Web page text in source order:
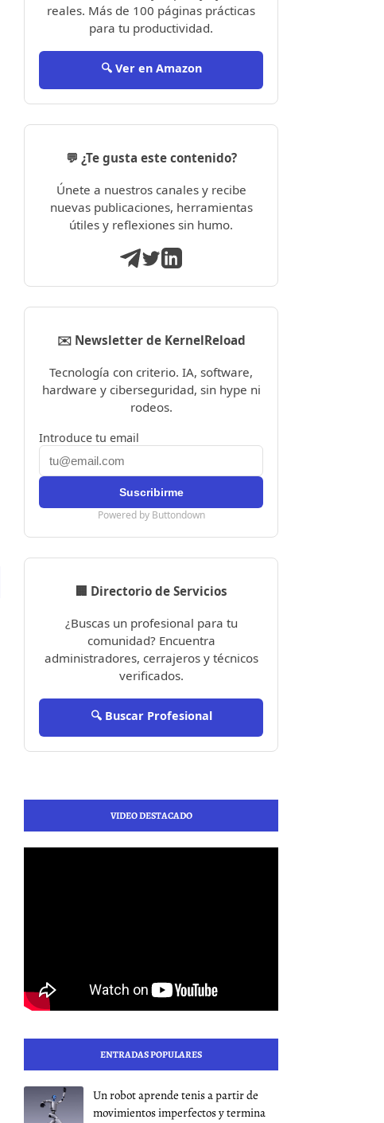
reales. Más de 100 páginas prácticas
para tu productividad.
🔍 Ver en Amazon
💬 ¿Te gusta este contenido?
Únete a nuestros canales y recibe
nuevas publicaciones, herramientas
útiles y reflexiones sin humo.
✉️ Newsletter de KernelReload
Tecnología con criterio. IA, software,
hardware y ciberseguridad, sin hype ni
rodeos.
Introduce tu email
Powered by Buttondown
🏢 Directorio de Servicios
¿Buscas un profesional para tu
comunidad? Encuentra
administradores, cerrajeros y técnicos
verificados.
🔍 Buscar Profesional
VIDEO DESTACADO
ENTRADAS POPULARES
Un robot aprende tenis a partir de
movimientos imperfectos y termina